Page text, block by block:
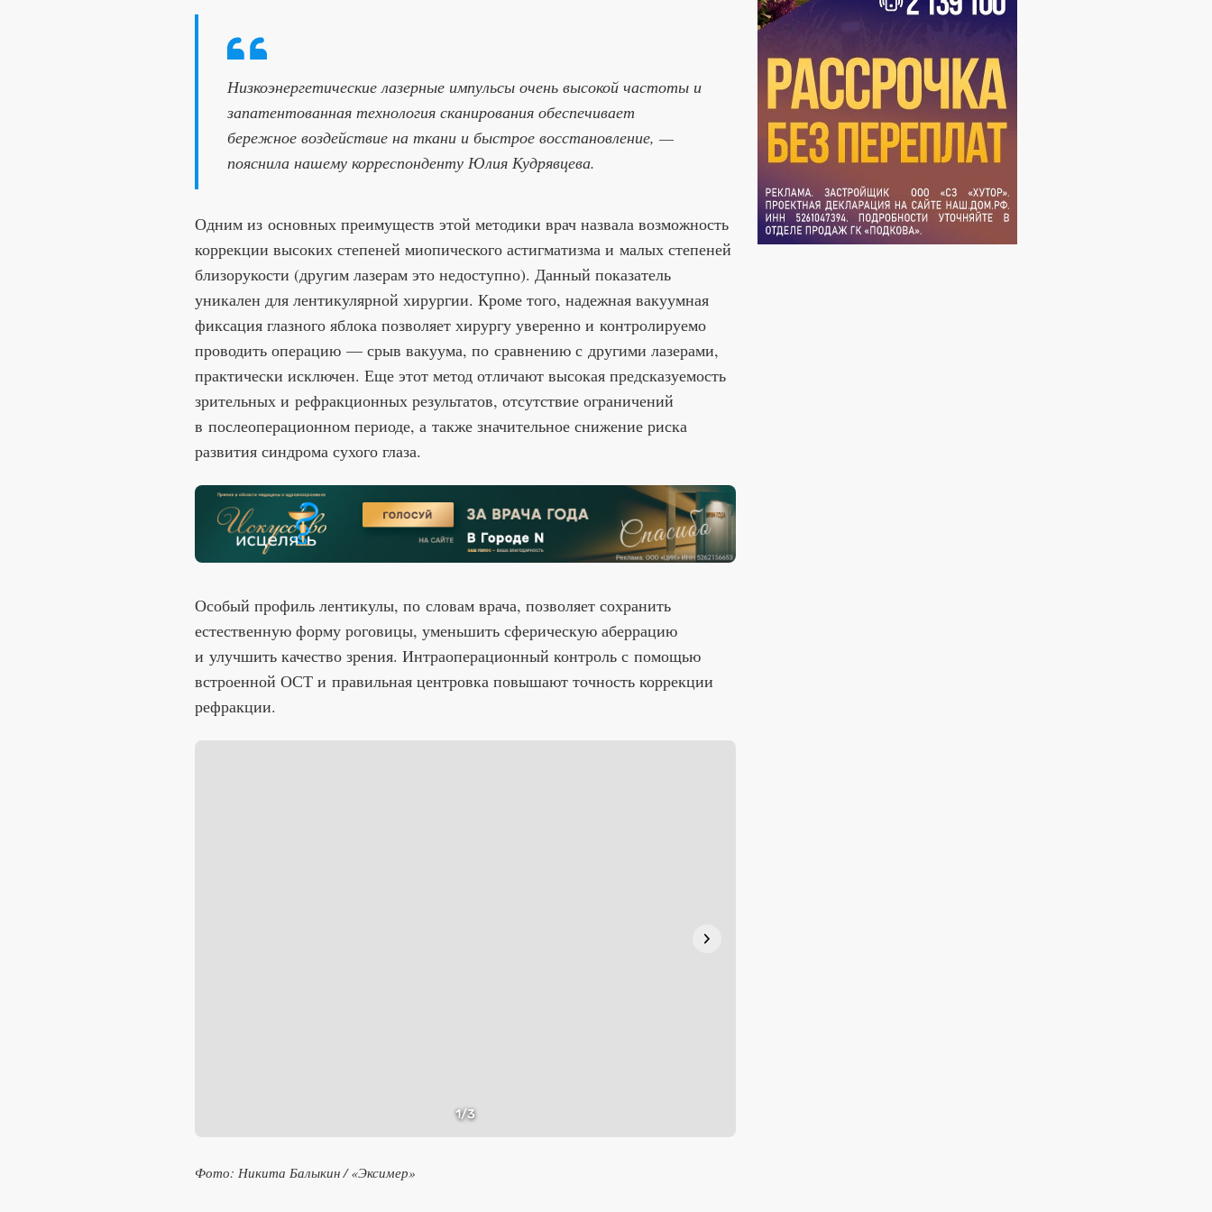
Низкоэнергетические лазерные импульсы очень высокой частоты и
запатентованная технология сканирования обеспечивает
бережное воздействие на ткани и быстрое восстановление, —
пояснила нашему корреспонденту Юлия Кудрявцева.
Одним из основных преимуществ этой методики врач назвала возможность
коррекции высоких степеней миопического астигматизма и малых степеней
близорукости (другим лазерам это недоступно). Данный показатель
уникален для лентикулярной хирургии. Кроме того, надежная вакуумная
фиксация глазного яблока позволяет хирургу уверенно и контролируемо
проводить операцию — срыв вакуума, по сравнению с другими лазерами,
практически исключен. Еще этот метод отличают высокая предсказуемость
зрительных и рефракционных результатов, отсутствие ограничений
в послеоперационном периоде, а также значительное снижение риска
развития синдрома сухого глаза.
Особый профиль лентикулы, по словам врача, позволяет сохранить
естественную форму роговицы, уменьшить сферическую аберрацию
и улучшить качество зрения. Интраоперационный контроль с помощью
встроенной ОСТ и правильная центровка повышают точность коррекции
рефракции.
1/3
Фото: Никита Балыкин / «Эксимер»